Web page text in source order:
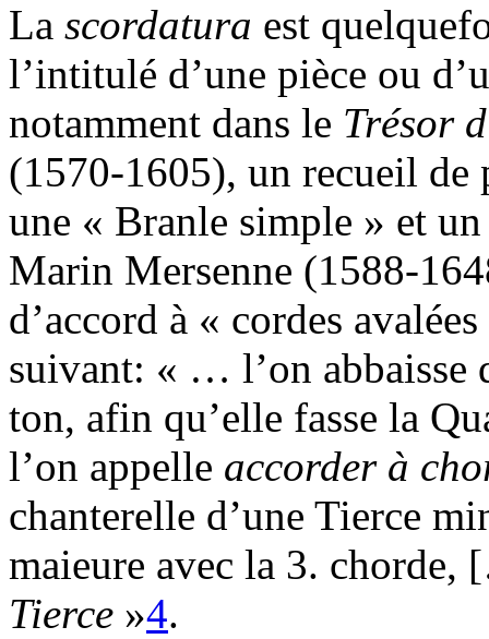
La scordatura est
l’intitulé d’une pièce ou
notamment dans le Trésor
(1570-1605), un recueil
une « Branle simple » et
Marin Mersenne (1588-
d’accord à « cordes
suivant: « … l’on abbaisse
ton, afin qu’elle fasse la
l’on appelle accorder à
chanterelle d’une Tierce
maieure avec la 3.
Tierce »4.